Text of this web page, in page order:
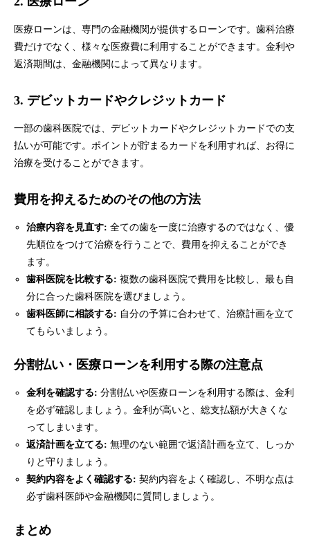
医療ローンは、専門の金融機関が提供するローンです。歯科治療
費だけでなく、様々な医療費に利用することができます。金利や
返済期間は、金融機関によって異なります。
3. デビットカードやクレジットカード
一部の歯科医院では、デビットカードやクレジットカードでの支
払いが可能です。ポイントが貯まるカードを利用すれば、お得に
治療を受けることができます。
費用を抑えるためのその他の方法
治療内容を見直す: 全ての歯を一度に治療するのではなく、優
先順位をつけて治療を行うことで、費用を抑えることができ
ます。
歯科医院を比較する: 複数の歯科医院で費用を比較し、最も自
分に合った歯科医院を選びましょう。
歯科医師に相談する: 自分の予算に合わせて、治療計画を立て
てもらいましょう。
分割払い・医療ローンを利用する際の注意点
金利を確認する: 分割払いや医療ローンを利用する際は、金利
を必ず確認しましょう。金利が高いと、総支払額が大きくな
ってしまいます。
返済計画を立てる: 無理のない範囲で返済計画を立て、しっか
りと守りましょう。
契約内容をよく確認する: 契約内容をよく確認し、不明な点は
必ず歯科医師や金融機関に質問しましょう。
まとめ